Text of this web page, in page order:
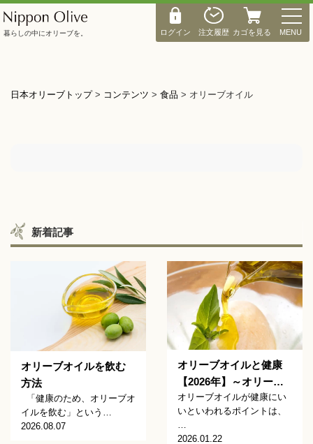
ログイン 注文履歴 カゴを見る
M
E
N
MENU
暮らしの中にオリーブを。
日本オリーブトップ> コンテンツ > 食品 > オリーブオイル
新着記事
オリーブオイルを飲む
方法
「健康のため、オリーブオ
イルを飲む」という…
2026.08.07
オリーブオイルと健康
【2026年】～オリー…
オリーブオイルが健康にい
いといわれるポイントは、
…
2026.01.22